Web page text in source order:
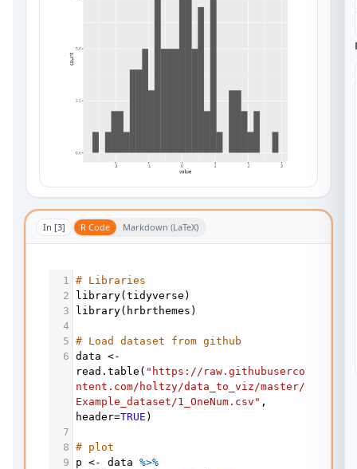
In [3] R Code Markdown (LaTeX)
1 # Libraries
2
library( tidyverse )
3
library( hrbrthemes )
4
5 # Load dataset from github
6 data <-
read.table ( "https://raw.githubuserco
ntent.com/holtzy/data_to_viz/master/
Example_dataset/1_OneNum.csv"
header=TRUE )
7
8 # plot
9
p <- data %>%